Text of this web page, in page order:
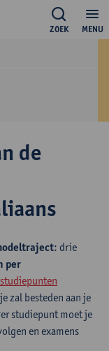
MENU
ZOEK
de
: drie
per
studiepunten
zal besteden aan je
studiepunt moet je
en examens